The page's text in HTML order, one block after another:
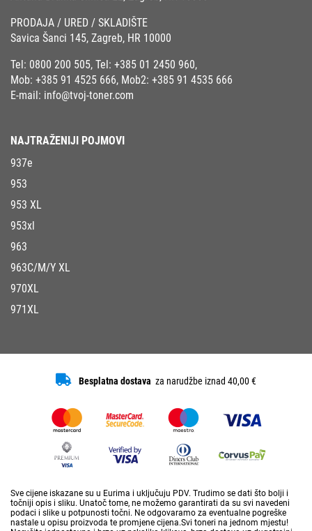
PRODAJA / URED / SKLADIŠTE
Savica Šanci 145, Zagreb, HR 10000
Tel: 0800 200 505, Tel: +385 01 2450 960,
Mob: +385 91 4525 666, Mob2: +385 91 4535 666
E-mail: info@tvoj-toner.com
NAJTRAŽENIJI POJMOVI
937e
953
953 XL
953xl
963
963C/M/Y XL
970XL
971XL
Besplatna dostava za narudžbe iznad 40,00 €
Sve cijene iskazane su u Eurima i uključuju PDV. Trudimo se dati što bolji i
točniji opis i sliku. Unatoč tome, ne možemo garantirati da su svi navedeni
podaci i slike u potpunosti točni. Ne odgovaramo za eventualne pogreške
nastale u opisu proizvoda te promjene cijena.Svi toneri na jednom mjestu!